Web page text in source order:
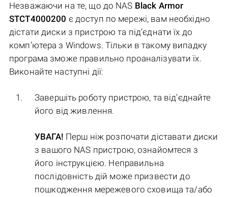
Незважаючи на те, що до NAS Black Armor
STCT4000200 є доступ по мережі, вам необхідно
дістати диски з пристрою та під’єднати їх до
комп’ютера з Windows. Тільки в такому випадку
програма зможе правильно проаналізувати їх.
Виконайте наступні дії:
Завершіть роботу пристрою, та від’єднайте
його від живлення.
УВАГА! Перш ніж розпочати діставати диски
з вашого NAS пристрою, ознайомтеся з
його інструкцією. Неправильна
послідовність дій може призвести до
пошкодження мережевого сховища та/або